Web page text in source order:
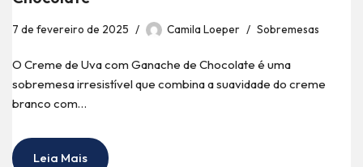
7 de fevereiro de 2025 Camila Loeper Sobremesas
O Creme de Uva com Ganache de Chocolate é uma
sobremesa irresistível que combina a suavidade do creme
branco com…
Leia Mais